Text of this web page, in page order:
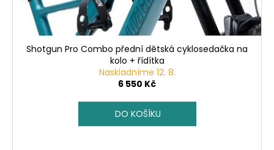
Shotgun Pro Combo přední dětská cyklosedačka na
kolo + řídítka
Naskladníme 12. 8.
6 550 Kč
DO KOŠÍKU